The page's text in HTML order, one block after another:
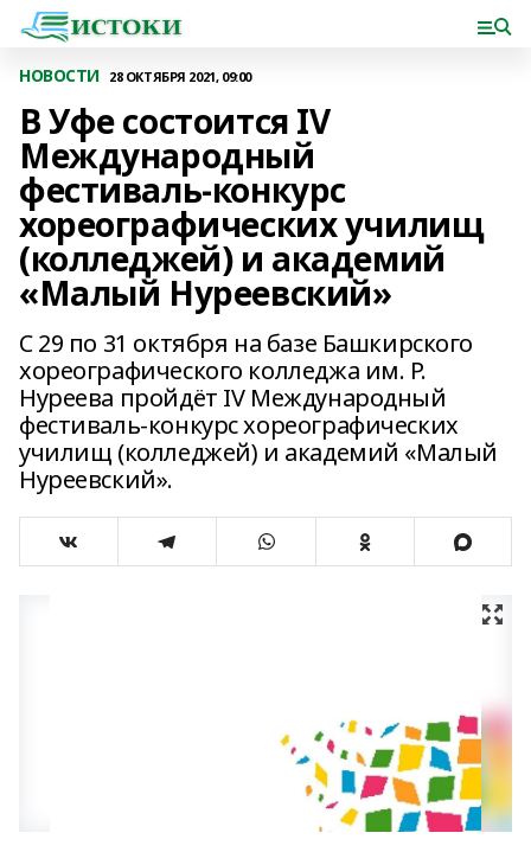
НОВОСТИ 28 ОКТЯБРЯ 2021, 09:00
В Уфе состоится IV
Международный
фестиваль-конкурс
хореографических училищ
(колледжей) и академий
«Малый Нуреевский»
С 29 по 31 октября на базе Башкирского
хореографического колледжа им. Р.
Нуреева пройдёт IV Международный
фестиваль-конкурс хореографических
училищ (колледжей) и академий «Малый
Нуреевский».